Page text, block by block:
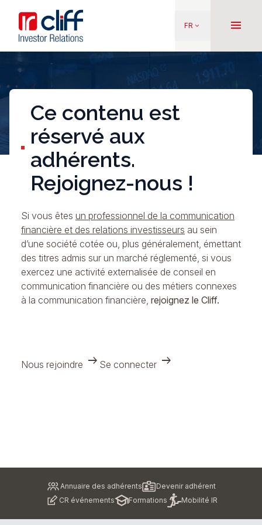
contenu
principal
Aller directement au contenu
FR keyboard_arrow_down menu
Ce contenu est
réservé aux
adhérents.
Rejoignez-nous !
Si vous êtes un professionnel de la communication
financière et des relations investisseurs au sein
d’une société cotée ou, plus généralement, émettant
des titres admis sur un marché réglementé, si vous
exercez une activité externalisée de conseil en
communication financière ou des métiers connexes
à la communication financière, rejoignez le Cliff.
Nous rejoindre arrow_right_alt Se connecter arrow_right_alt
Annuaire des adhérents
Devenir adhérent
CR événements
Formations Mobilité IR